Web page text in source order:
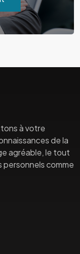
à votre
de la
agréable, le tout
personnels comme